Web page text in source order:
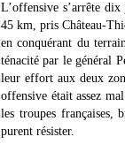
L’offensive s’arrête
45 km, pris Château-
en conquérant du
ténacité par le général
leur effort aux deux
offensive était assez
les troupes françaises,
purent résister.